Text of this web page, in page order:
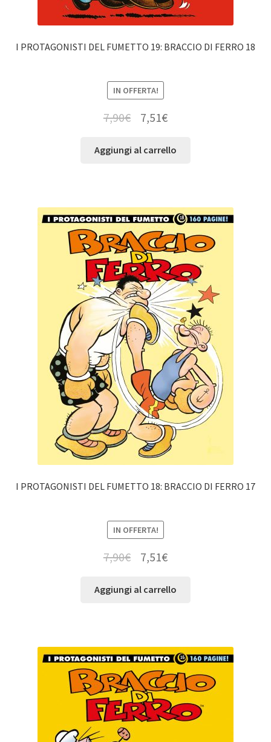
I PROTAGONISTI DEL FUMETTO 19: BRACCIO DI FERRO 18
IN OFFERTA!
7,90€ 7,51€
Aggiungi al carrello
I PROTAGONISTI DEL FUMETTO 18: BRACCIO DI FERRO 17
IN OFFERTA!
7,90€ 7,51€
Aggiungi al carrello